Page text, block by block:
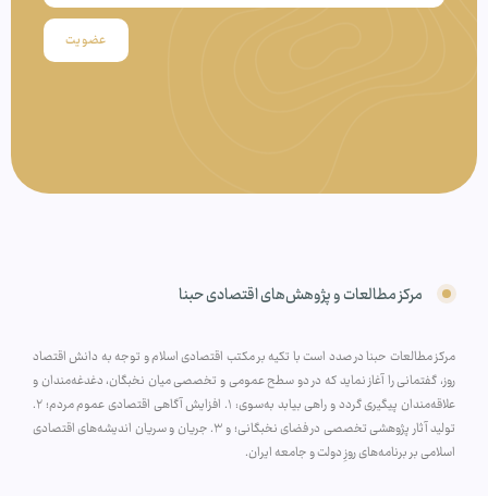
عضویت
مرکز مطالعات و پژوهش‌های اقتصادی حبنا
مرکز مطالعات حبنا در صدد است با تکیه بر مکتب اقتصادی اسلام و توجه به دانش اقتصاد
روز، گفتمانی را آغاز نماید که در دو سطح عمومی و تخصصی میان نخبگان، دغدغه‌مندان و
علاقه‌مندان پیگیری گردد و راهی بیابد به‌سوی: ۱. افزایش آگاهی اقتصادی عموم مردم؛ ۲.
تولید آثار پژوهشی تخصصی در فضای نخبگانی؛ و ۳. جریان و سریان اندیشه‌های اقتصادی
اسلامی بر برنامه‌های روزِ دولت و جامعه ایران.